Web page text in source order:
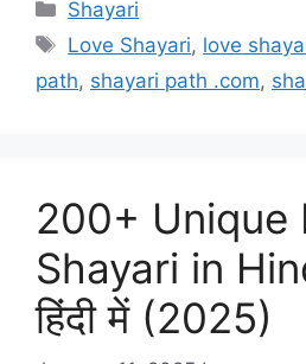
Shayari
Tags
Love Shayari, love
path, shayari path .com,
200+ Unique
Shayari in
हिंदी में (2025)